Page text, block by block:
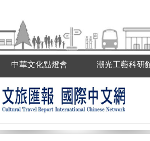
中華文化點燈會 潮光工藝科研